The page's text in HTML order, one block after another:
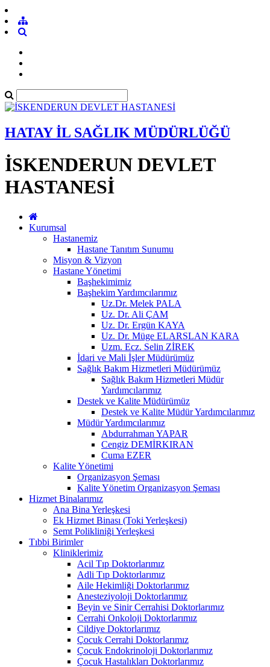
HATAY İL SAĞLIK MÜDÜRLÜĞÜ
İSKENDERUN DEVLET
HASTANESİ
Kurumsal
Hastanemiz
Hastane Tanıtım Sunumu
Misyon & Vizyon
Hastane Yönetimi
Başhekimimiz
Başhekim Yardımcılarımız
Uz.Dr. Melek PALA
Uz. Dr. Ali ÇAM
Uz. Dr. Ergün KAYA
Uz. Dr. Müge ELARSLAN KARA
Uzm. Ecz. Selin ZİREK
İdari ve Mali İşler Müdürümüz
Sağlık Bakım Hizmetleri Müdürümüz
Sağlık Bakım Hizmetleri Müdür
Yardımcılarımız
Destek ve Kalite Müdürümüz
Destek ve Kalite Müdür Yardımcılarımız
Müdür Yardımcılarımız
Abdurrahman YAPAR
Cengiz DEMİRKIRAN
Cuma EZER
Kalite Yönetimi
Organizasyon Şeması
Kalite Yönetim Organizasyon Şeması
Hizmet Binalarımız
Ana Bina Yerleşkesi
Ek Hizmet Binası (Toki Yerleşkesi)
Semt Polikliniği Yerleşkesi
Tıbbi Birimler
Kliniklerimiz
Acil Tıp Doktorlarımız
Adli Tıp Doktorlarımız
Aile Hekimliği Doktorlarımız
Anesteziyoloji Doktorlarımız
Beyin ve Sinir Cerrahisi Doktorlarımız
Cerrahi Onkoloji Doktorlarımız
Cildiye Doktorlarımız
Çocuk Cerrahi Doktorlarımız
Çocuk Endokrinoloji Doktorlarımız
Çocuk Hastalıkları Doktorlarımız